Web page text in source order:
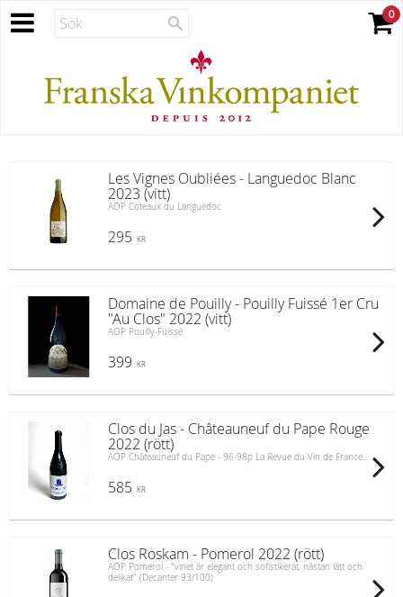
Les Vignes Oubliées - Languedoc Blanc
2023 (vitt)
AOP Coteaux du Languedoc
295 KR
Domaine de Pouilly - Pouilly Fuissé 1er Cru
"Au Clos" 2022 (vitt)
AOP Pouilly-Fuissé
399 KR
Clos du Jas - Châteauneuf du Pape Rouge
2022 (rött)
AOP Châteauneuf du Pape - 96-98p La Revue du Vin de France...
585 KR
Clos Roskam - Pomerol 2022 (rött)
AOP Pomerol - "vinet är elegant och sofistikerat, nästan lätt och
delikat" (Decanter 93/100)